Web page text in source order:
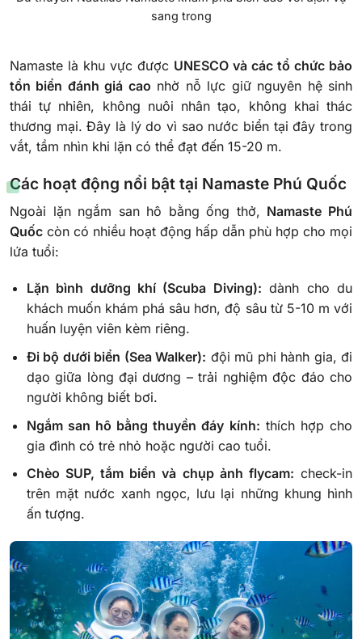
sang trong
Namaste là khu vực được UNESCO và các tổ chức bảo
tồn biển đánh giá cao nhờ nỗ lực giữ nguyên hệ sinh
thái tự nhiên, không nuôi nhân tạo, không khai thác
thương mại. Đây là lý do vì sao nước biển tại đây trong
vắt, tầm nhìn khi lặn có thể đạt đến 15-20 m.
Các hoạt động nổi bật tại Namaste Phú Quốc
Ngoài lặn ngắm san hô bằng ống thở, Namaste Phú
Quốc còn có nhiều hoạt động hấp dẫn phù hợp cho mọi
lứa tuổi:
Lặn bình dưỡng khí (Scuba Diving): dành cho du
khách muốn khám phá sâu hơn, độ sâu từ 5-10 m với
huấn luyện viên kèm riêng.
Đi bộ dưới biển (Sea Walker): đội mũ phi hành gia, đi
dạo giữa lòng đại dương – trải nghiệm độc đáo cho
người không biết bơi.
Ngắm san hô bằng thuyền đáy kính: thích hợp cho
gia đình có trẻ nhỏ hoặc người cao tuổi.
Chèo SUP, tắm biển và chụp ảnh flycam: check-in
trên mặt nước xanh ngọc, lưu lại những khung hình
ấn tượng.